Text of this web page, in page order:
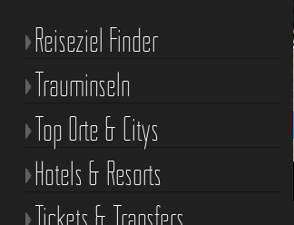
Reiseziel Finder
Trauminseln
Top Orte & Citys
Hotels & Resorts